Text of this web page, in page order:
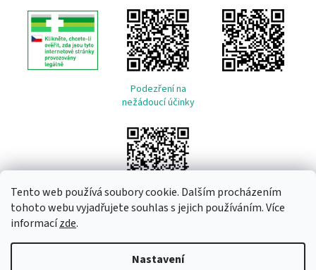
Tento web používá soubory cookie. Dalším procházením
tohoto webu vyjadřujete souhlas s jejich používáním. Více
informacízde.
Nastavení
Podezření na
nežádoucí účinky